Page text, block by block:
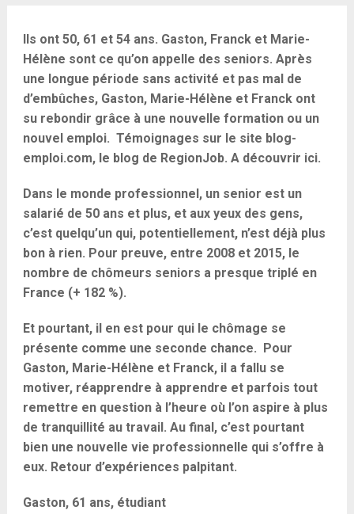
Ils ont 50, 61 et 54 ans. Gaston, Franck et Marie-
Hélène sont ce qu’on appelle des seniors. Après
une longue période sans activité et pas mal de
d’embûches, Gaston, Marie-Hélène et Franck ont
su rebondir grâce à une nouvelle formation ou un
nouvel emploi. Témoignages sur le site blog-
emploi.com, le blog de RegionJob. A découvrir ici.
Dans le monde professionnel, un senior est un
salarié de 50 ans et plus, et aux yeux des gens,
c’est quelqu’un qui, potentiellement, n’est déjà plus
bon à rien. Pour preuve, entre 2008 et 2015, le
nombre de chômeurs seniors a presque triplé en
France (+ 182 %).
Et pourtant, il en est pour qui le chômage se
présente comme une seconde chance. Pour
Gaston, Marie-Hélène et Franck, il a fallu se
motiver, réapprendre à apprendre et parfois tout
remettre en question à l’heure où l’on aspire à plus
de tranquillité au travail. Au final, c’est pourtant
bien une nouvelle vie professionnelle qui s’offre à
eux. Retour d’expériences palpitant.
Gaston, 61 ans, étudiant